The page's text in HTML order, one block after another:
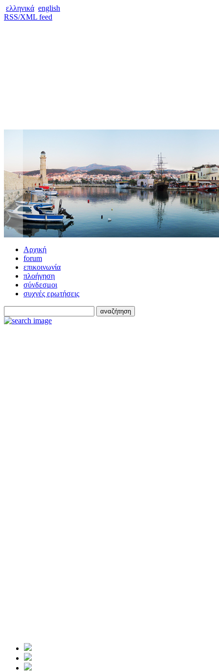
ελληνικά english
RSS/XML feed
Αρχική
forum
επικοινωνία
πλοήγηση
σύνδεσμοι
συχνές ερωτήσεις